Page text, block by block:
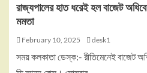
রাজ্যপালের হাত ধরেই হল বাজেট
মমতা
February 10, 2025 desk1
সময় কলকাতা ডেস্ক:- রীতিমেনেই বাজেট